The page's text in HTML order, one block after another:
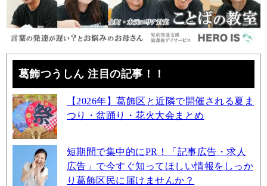
葛飾つうしん 注目の記事！！
【2026年】葛飾区と近隣で開催される夏ま
つり・盆踊り・花火大会まとめ
短期間で集中的にPR！「記事広告・求人
広告」で今すぐ知ってほしい情報をしっか
り葛飾区民に届けませんか？